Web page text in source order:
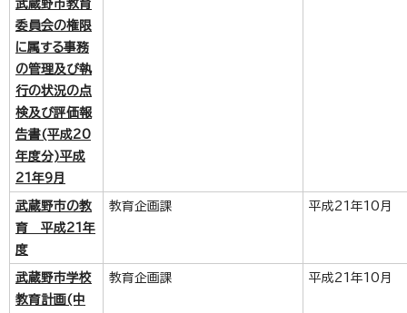
武蔵野市教育
委員会の権限
に属する事務
の管理及び執
行の状況の点
検及び評価報
告書(平成20
年度分)平成
21年9月
武蔵野市の教
育 平成21年
度
教育企画課 平成21年10月
武蔵野市学校
教育計画(中
教育企画課 平成21年10月